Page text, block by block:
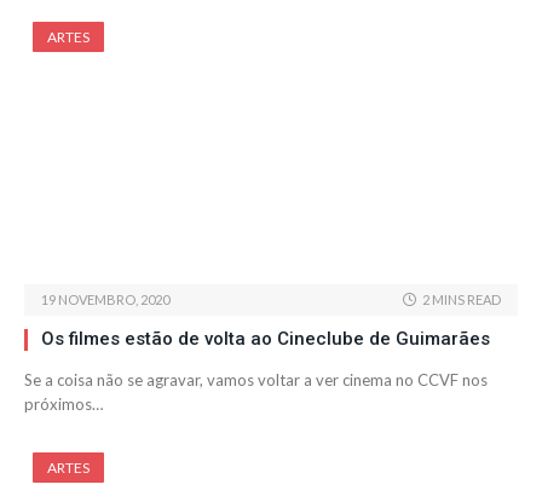
ARTES
19 NOVEMBRO, 2020 2 MINS READ
Os filmes estão de volta ao Cineclube de Guimarães
Se a coisa não se agravar, vamos voltar a ver cinema no CCVF nos
próximos…
ARTES